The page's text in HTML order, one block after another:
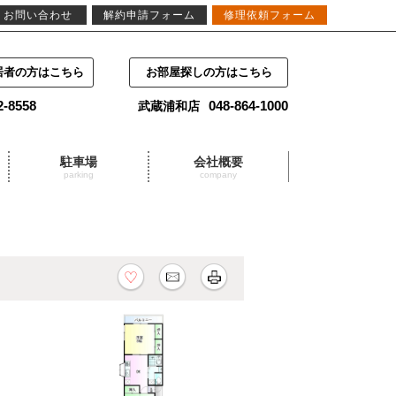
の方はこちら
8558
お部屋探しの方はこちら
武蔵浦和店 048-864-1000
駐車場
parking
会社概要
company
お問い合わせ 解約申請フォーム 修理依頼フォーム